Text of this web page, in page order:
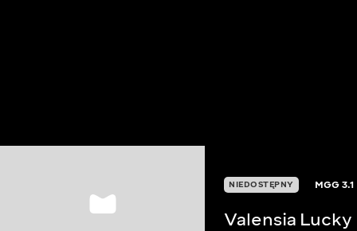
NIEDOSTĘPNY MGG3.1
Valensia Lucky